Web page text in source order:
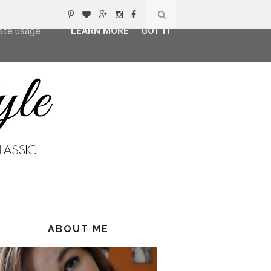
ABOUT ME
agent
usage
LEARN MORE GOT IT